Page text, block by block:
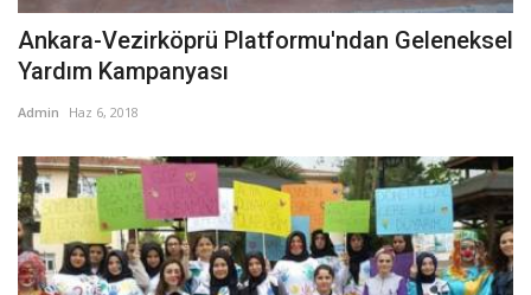
Ankara-Vezirköprü Platformu'ndan Geleneksel
Yardım Kampanyası
Admin Haz 6, 2018